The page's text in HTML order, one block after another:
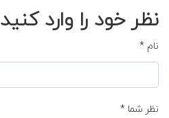
نظر خود را وارد کنید
نام *
نظر شما *